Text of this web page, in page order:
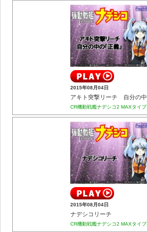
2015年08月04日
CR機動戦艦ナデシコ2 MAXタイプ
2015年08月04日
ナデシコリーチ
CR機動戦艦ナデシコ2 MAXタイプ